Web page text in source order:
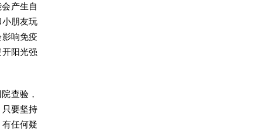
产生自
朋友玩
响免疫
阳光强
查验，
要坚持
任何疑